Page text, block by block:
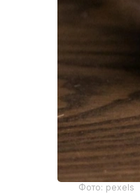
Фото: pexels